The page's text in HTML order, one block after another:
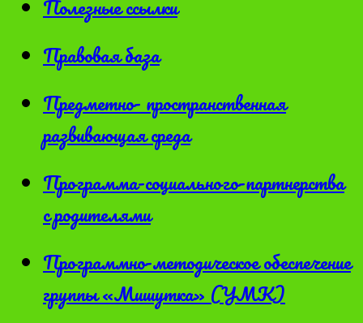
Полезные ссылки
Правовая база
Предметно- пространственная
развивающая среда
Программа-социального-партнерства
с родителями
Программно-методическое обеспечение
группы «Мишутка» (УМК)